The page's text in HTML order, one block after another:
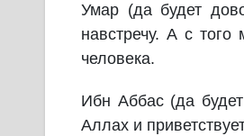
Умар (да будет
навстречу. А с
человека.
Ибн Аббас (да
Аллах и